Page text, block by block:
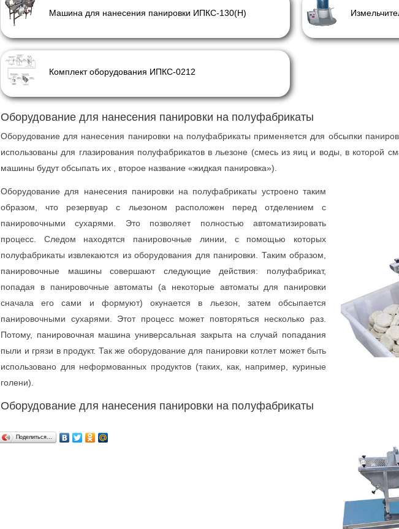
Машина для нанесения панировки ИПКС-130(Н)
Комплект оборудования ИПКС-0212
Оборудование для нанесения панировки на полуфабрикаты
Оборудование для нанесения панировки на полуфабрикаты применяется для обсыпки
использованы для глазирования полуфабрикатов в льезоне (смесь из яиц и воды, в которой
машины будут обсыпать их , второе название «жидкая панировка»).
Оборудование для нанесения панировки на полуфабрикаты устроено таким
образом, что резервуар с льезоном расположен перед отделением с
панировочными сухарями. Это позволяет полностью автоматизировать
процесс. Следом находятся панировочные линии, с помощью которых
полуфабрикаты извлекаются из оборудования для панировки. Таким образом,
панировочные машины совершают следующие действия: полуфабрикат,
попадая в панировочные автоматы (а некоторые автоматы для панировки
сначала его сами и формуют) окунается в льезон, затем обсыпается
панировочными сухарями. Этот процесс может повторяться несколько раз.
Потому, панировочная машина универсальная закрыта на случай попадания
пыли и грязи в продукт. Так же оборудование для панировки котлет может быть
использовано для неформованных продуктов (таких, как, например, куриные
голени).
Оборудование для нанесения панировки на полуфабрикаты
Поделиться…